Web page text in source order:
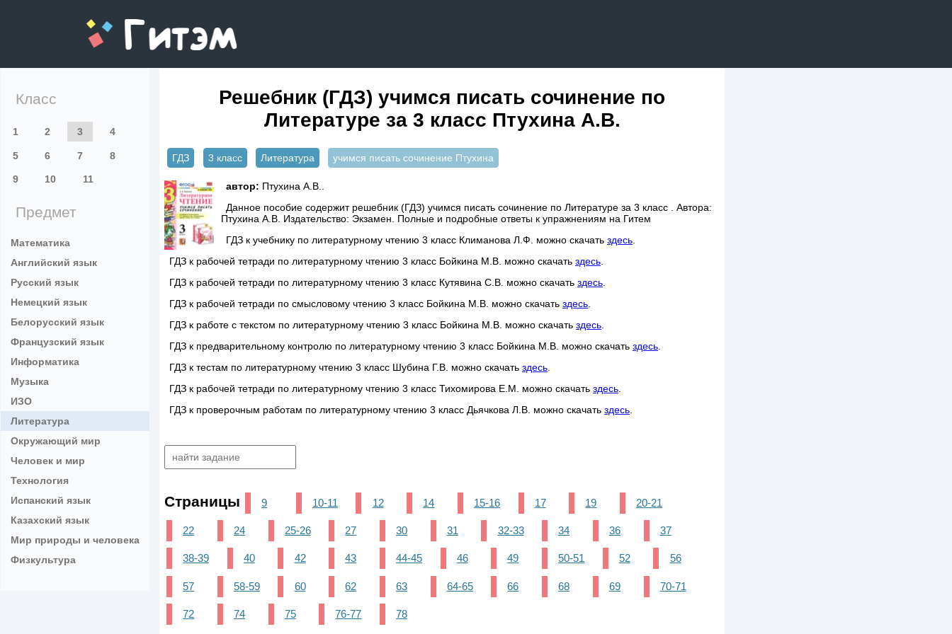
gitem.me
Класс
1 2 3 4
5 6 7 8
9 10 11
Предмет
Математика
Английский язык
Русский язык
Немецкий язык
Белорусский язык
Французский язык
Информатика
Музыка
ИЗО
Литература
Окружающий мир
Человек и мир
Технология
Испанский язык
Казахский язык
Мир природы и человека
Физкультура
Решебник (ГДЗ) учимся писать сочинение по
Литературе за 3 класс Птухина А.В.
ГДЗ 3 класс Литература учимся писать сочинение Птухина
автор: Птухина А.В..
Данное пособие содержит решебник (ГДЗ) учимся писать сочинение по Литературе за 3 класс . Автора:
Птухина А.В. Издательство: Экзамен. Полные и подробные ответы к упражнениям на Гитем
ГДЗ к учебнику по литературному чтению 3 класс Климанова Л.Ф. можно скачать здесь.
ГДЗ к рабочей тетради по литературному чтению 3 класс Бойкина М.В. можно скачать здесь.
ГДЗ к рабочей тетради по литературному чтению 3 класс Кутявина С.В. можно скачать здесь.
ГДЗ к рабочей тетради по смысловому чтению 3 класс Бойкина М.В. можно скачать здесь.
ГДЗ к работе с текстом по литературному чтению 3 класс Бойкина М.В. можно скачать здесь.
ГДЗ к предварительному контролю по литературному чтению 3 класс Бойкина М.В. можно скачать здесь.
ГДЗ к тестам по литературному чтению 3 класс Шубина Г.В. можно скачать здесь.
ГДЗ к рабочей тетради по литературному чтению 3 класс Тихомирова Е.М. можно скачать здесь.
ГДЗ к проверочным работам по литературному чтению 3 класс Дьячкова Л.В. можно скачать здесь.
Страницы 9 10-11 12 14 15-16 17 19 20-21
22 24 25-26 27 30 31 32-33 34 36 37
38-39 40 42 43 44-45 46 49 50-51 52 56
57 58-59 60 62 63 64-65 66 68 69 70-71
72 74 75 76-77 78